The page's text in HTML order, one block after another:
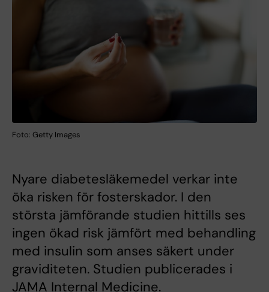
Foto: Getty Images
Nyare diabetesläkemedel verkar inte
öka risken för fosterskador. I den
största jämförande studien hittills ses
ingen ökad risk jämfört med behandling
med insulin som anses säkert under
graviditeten. Studien publicerades i
JAMA Internal Medicine.